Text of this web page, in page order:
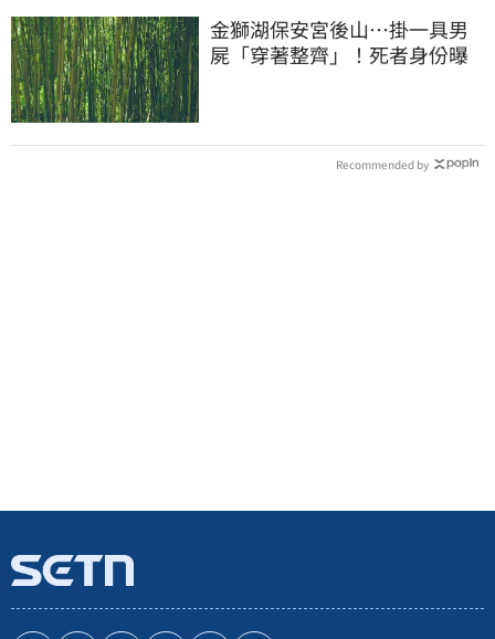
金獅湖保安宮後山…掛一具男
屍「穿著整齊」！死者身份曝
Recommended by